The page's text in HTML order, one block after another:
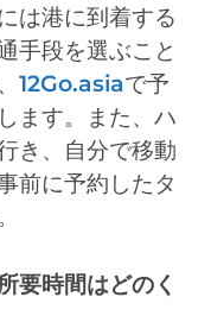
は港に到着する
手段を選ぶこと
12Go.asiaで予
ます。また、ハ
き、自分で移動
前に予約したタ
要時間はどのく